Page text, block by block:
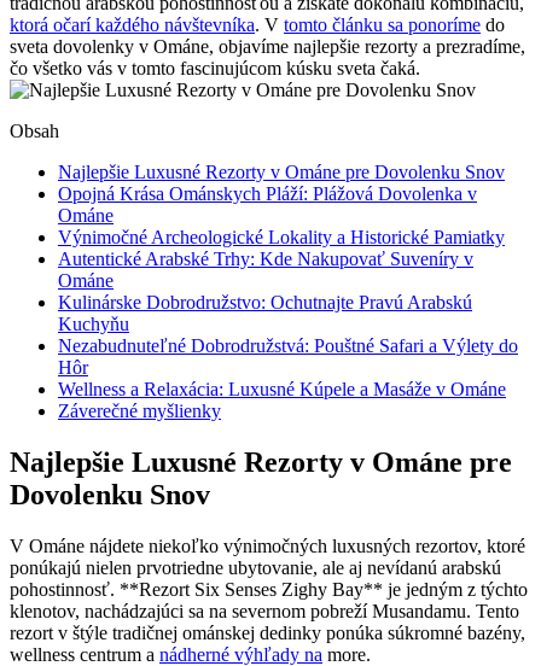
ktorá očarí každého návštevníka. V tomto článku sa ponoríme do
sveta dovolenky v Ománe, objavíme najlepšie rezorty a prezradíme,
čo všetko vás v tomto fascinujúcom kúsku sveta čaká.
Obsah
Najlepšie Luxusné Rezorty v Ománe pre Dovolenku Snov
Opojná Krása Ománskych Pláží: Plážová Dovolenka v
Ománe
Výnimočné Archeologické Lokality a Historické Pamiatky
Autentické Arabské Trhy: Kde Nakupovať Suveníry v
Ománe
Kulinárske Dobrodružstvo: Ochutnajte Pravú Arabskú
Kuchyňu
Nezabudnuteľné Dobrodružstvá: Pouštné Safari a Výlety do
Hôr
Wellness a Relaxácia: Luxusné Kúpele a Masáže v Ománe
Záverečné myšlienky
Najlepšie Luxusné Rezorty v Ománe pre
Dovolenku Snov
V Ománe nájdete niekoľko výnimočných luxusných rezortov, ktoré
ponúkajú nielen prvotriedne ubytovanie, ale aj nevídanú arabskú
pohostinnosť. **Rezort Six Senses Zighy Bay** je jedným z týchto
klenotov, nachádzajúci sa na severnom pobreží Musandamu. Tento
rezort v štýle tradičnej ománskej dedinky ponúka súkromné bazény,
wellness centrum a nádherné výhľady na more.